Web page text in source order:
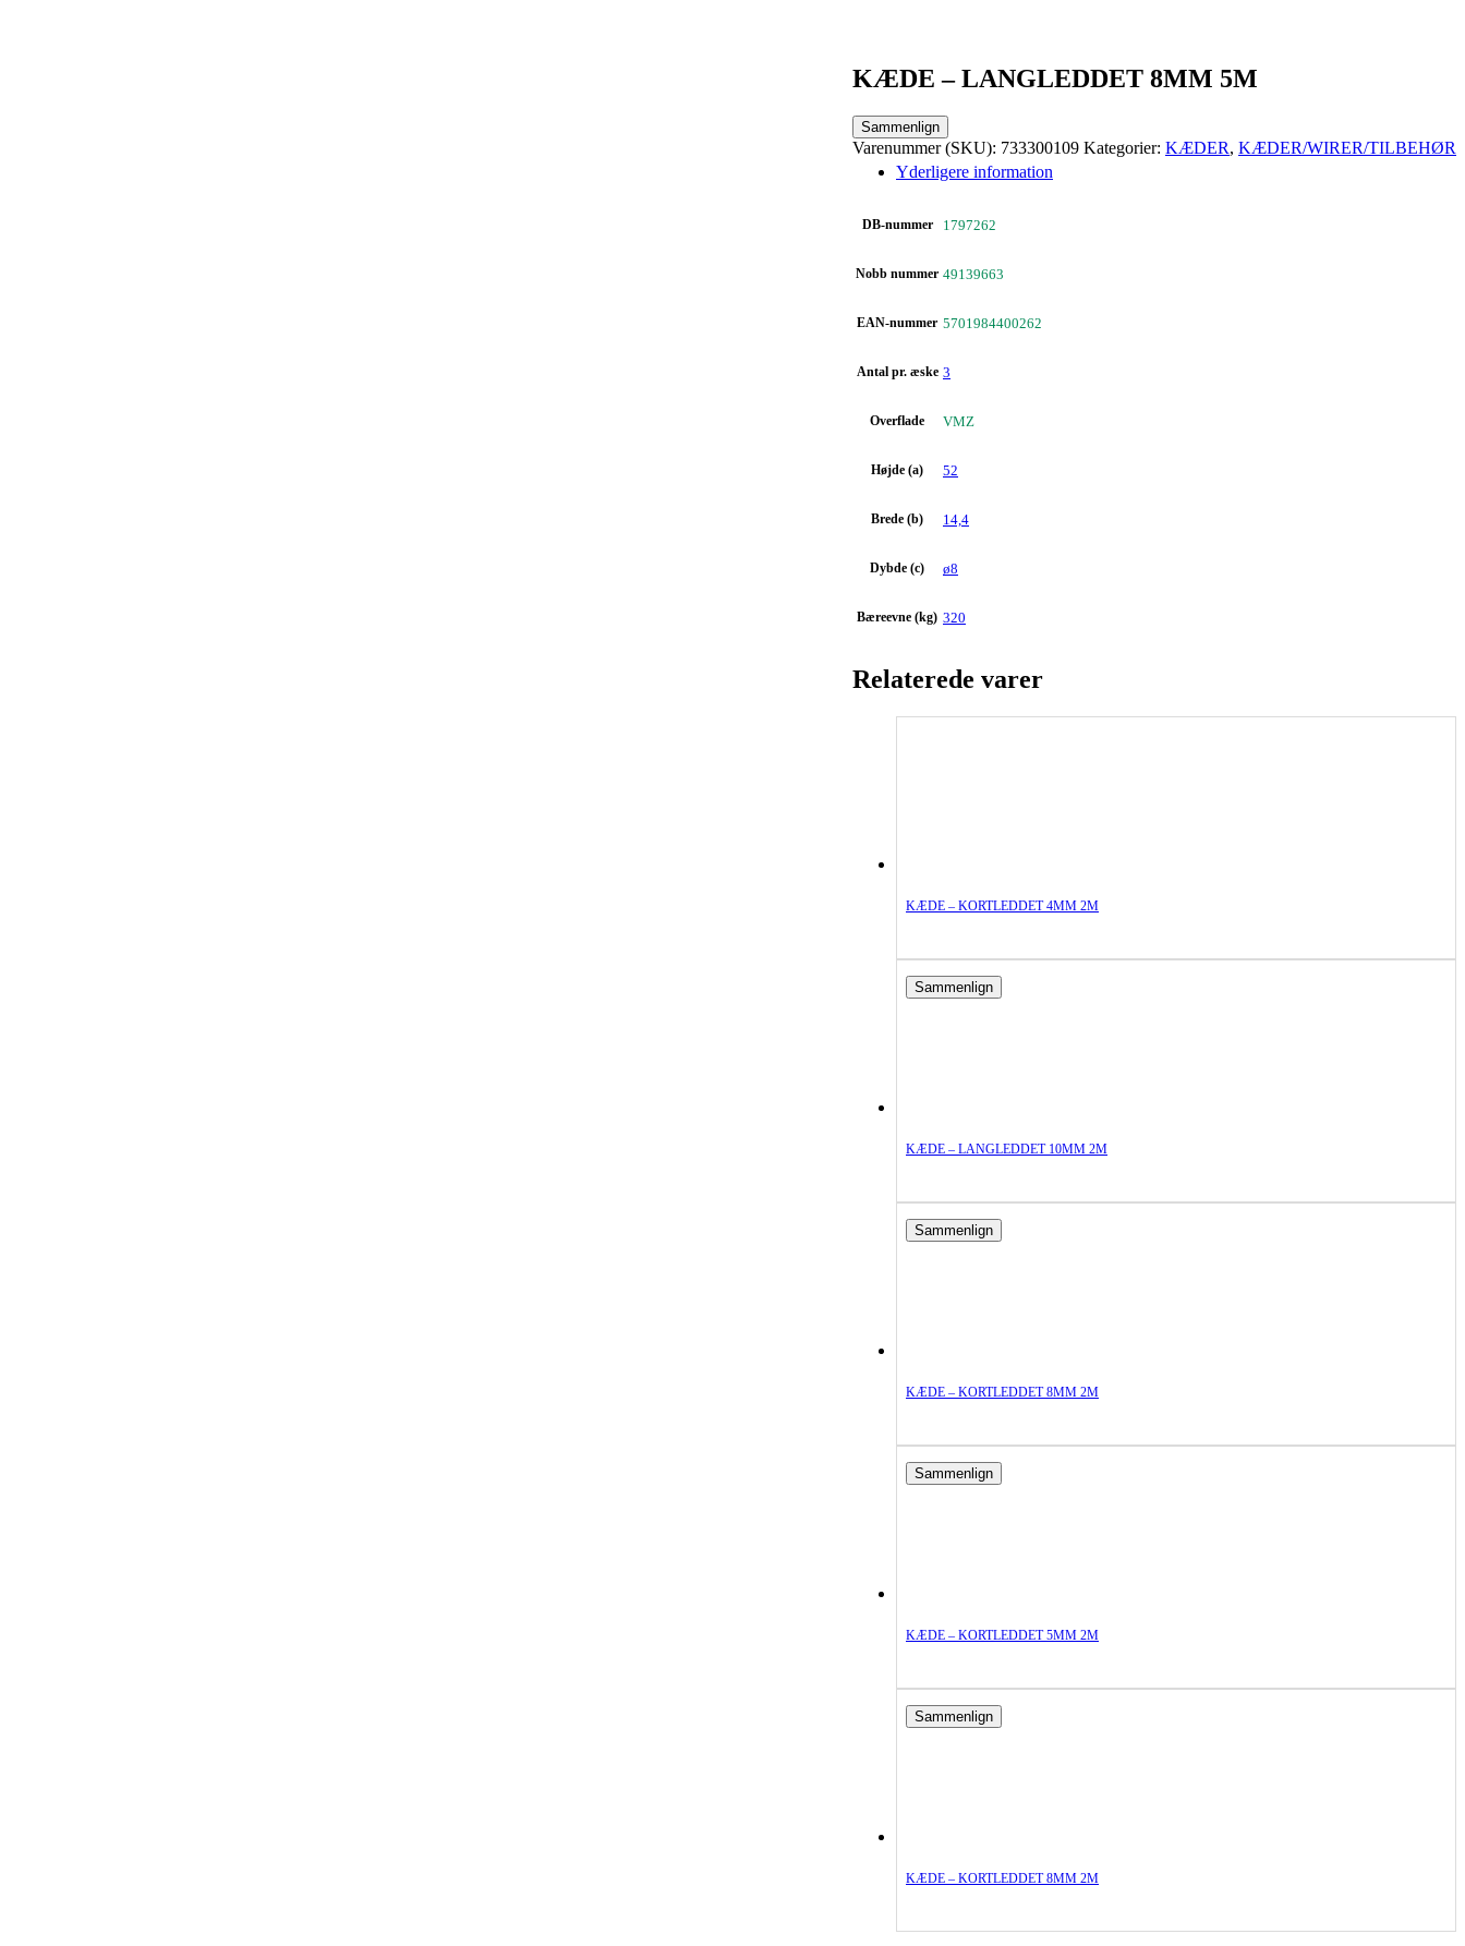
KÆDE – LANGLEDDET 8MM 5M
Sammenlign
Varenummer (SKU): 733300109 Kategorier: KÆDER, KÆDER/WIRER/TILBEHØR
Yderligere information
DB-nummer 1797262
Nobb nummer 49139663
EAN-nummer 5701984400262
Antal pr. æske 3
Overflade VMZ
Højde (a) 52
Brede (b) 14,4
Dybde (c) ø8
Bæreevne (kg) 320
Relaterede varer
KÆDE – KORTLEDDET 4MM 2M
Sammenlign
KÆDE – LANGLEDDET 10MM 2M
Sammenlign
KÆDE – KORTLEDDET 8MM 2M
Sammenlign
KÆDE – KORTLEDDET 5MM 2M
Sammenlign
KÆDE – KORTLEDDET 8MM 2M